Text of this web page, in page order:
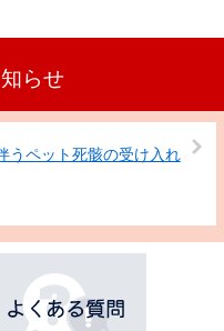
らせ
うペット死骸の受け入れ